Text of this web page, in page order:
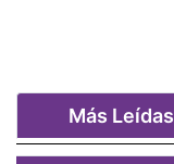
Más Leídas